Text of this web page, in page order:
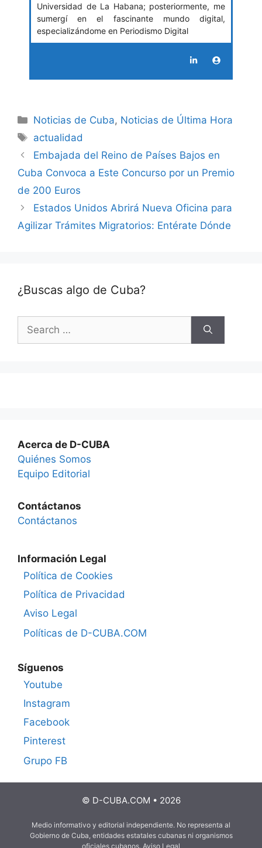
Universidad de La Habana; posteriormente, me
sumergí en el fascinante mundo digital,
especializándome en Periodismo Digital
Categories
Noticias de Cuba, Noticias de Última Hora
Tags
actualidad
Embajada del Reino de Países Bajos en
Cuba Convoca a Este Concurso por un Premio
de 200 Euros
Estados Unidos Abrirá Nueva Oficina para
Agilizar Trámites Migratorios: Entérate Dónde
¿Buscas algo de Cuba?
for:
Acerca de D-CUBA
Quiénes Somos
Equipo Editorial
Contáctanos
Contáctanos
Información Legal
Política de Cookies
Política de Privacidad
Aviso Legal
Políticas de D-CUBA.COM
Síguenos
Youtube
Instagram
Facebook
Pinterest
Grupo FB
© D-CUBA.COM • 2026
Medio informativo y editorial independiente. No representa al
Gobierno de Cuba, entidades estatales cubanas ni organismos
oficiales cubanos. Aviso Legal